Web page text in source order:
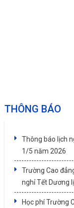
THÔNG BÁO
Thông báo lịch
1/5 năm 2026
Trường Cao
nghỉ Tết Dương
Học phí Trường